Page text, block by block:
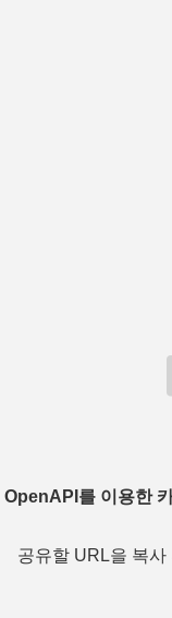
OpenAPI를 이용한
공유할 URL을 복